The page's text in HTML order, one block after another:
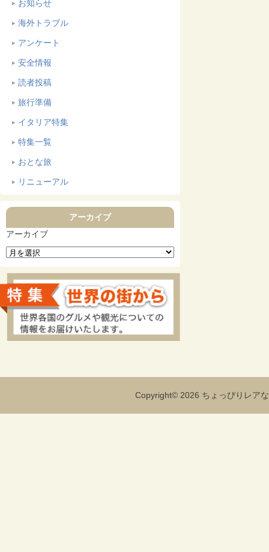
お知らせ
海外トラブル
アンケート
安全情報
読者投稿
旅行準備
イタリア特集
特集一覧
おとな旅
リニューアル
アーカイブ
アーカイブ
Copyright© 2026 ちょっぴりレ